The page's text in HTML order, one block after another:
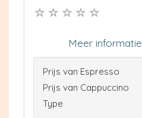
Meer informatie
Prijs van Espresso
Prijs van Cappuccino
Type